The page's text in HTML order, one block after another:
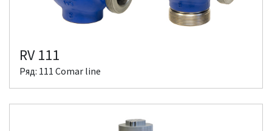
RV 111
Ряд: 111 Comar line